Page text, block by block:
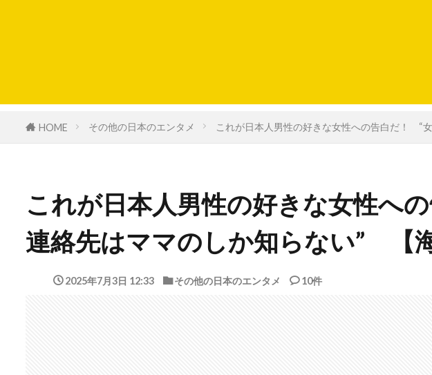
HOME その他の日本のエンタメ これが日本人男性の好きな女性への告白だ！ “
これが日本人男性の好きな女性へ
連絡先はママのしか知らない” 【
2025年7月3日 12:33 その他の日本のエンタメ 10件